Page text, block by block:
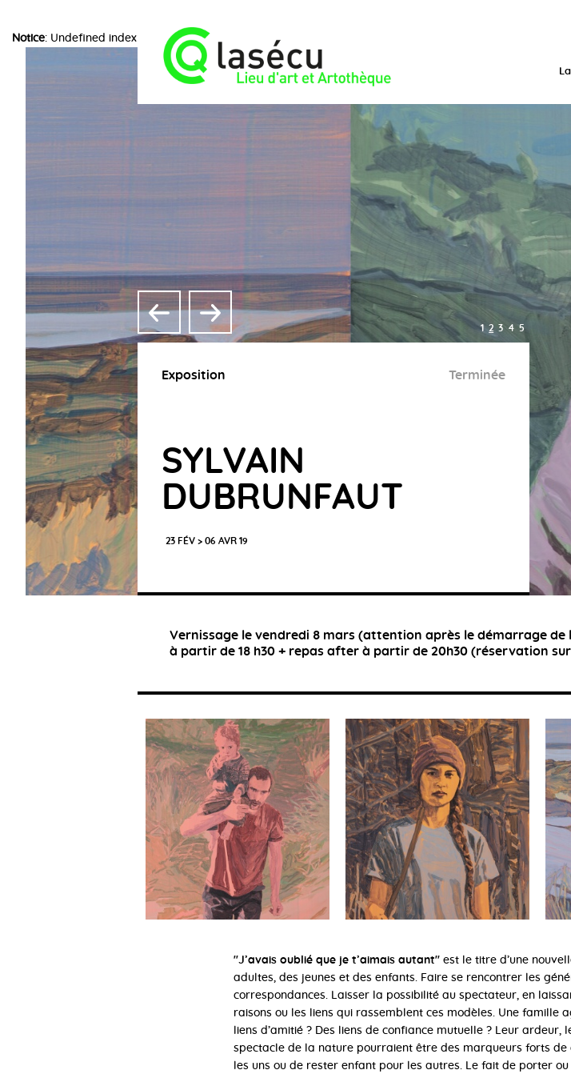
Notice: Undefined index: choice in/home/lasecuorpb/www/include/function.inc.php
1 2 3 4 5
Exposition Terminée
SYLVAIN
DUBRUNFAUT
23 FÉV > 06 AVR 19
Vernissage le vendredi 8 mars (attention après le démarrage de
à partir de 18 h30 + repas after à partir de 20h30 (réservation
''J’avais oublié que je t’aimais autant'' est le titre d’une
adultes, des jeunes et des enfants. Faire se rencontrer les
correspondances. Laisser la possibilité au spectateur, en
raisons ou les liens qui rassemblent ces modèles. Une famille
liens d’amitié ? Des liens de confiance mutuelle ? Leur
spectacle de la nature pourraient être des marqueurs forts de
les uns ou de rester enfant pour les autres. Le fait de porter ou